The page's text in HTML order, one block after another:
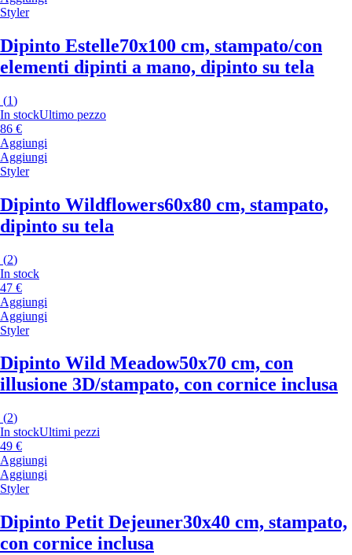
Styler
Dipinto Estelle70x100 cm, stampato/con
elementi dipinti a mano, dipinto su tela
(1)
In stockUltimo pezzo
86 €
Aggiungi
Aggiungi
Styler
Dipinto Wildflowers60x80 cm, stampato,
dipinto su tela
(2)
In stock
47 €
Aggiungi
Aggiungi
Styler
Dipinto Wild Meadow50x70 cm, con
illusione 3D/stampato, con cornice inclusa
(2)
In stockUltimi pezzi
49 €
Aggiungi
Aggiungi
Styler
Dipinto Petit Dejeuner30x40 cm, stampato,
con cornice inclusa